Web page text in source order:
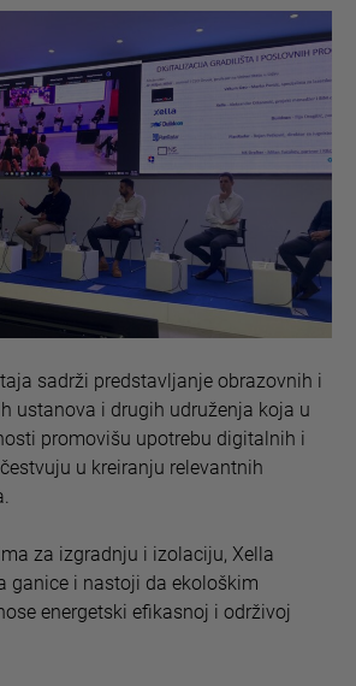
sadrži predstavljanje obrazovnih i
ustanova i drugih udruženja koja u
promovišu upotrebu digitalnih i
u kreiranju relevantnih
za izgradnju i izolaciju, Xella
ganice i nastoji da ekološkim
energetski efikasnoj i održivoj